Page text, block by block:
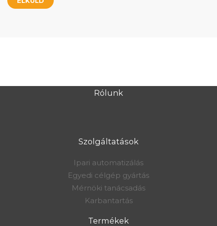
Rólunk
Szolgáltatások
Ipari automatizálás
Egyedi célgép gyártás
Mérnöki tanácsadás
Karbantartás
Termékek